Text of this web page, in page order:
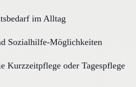
im Alltag
Sozialhilfe-Möglichkeiten
Kurzzeitpflege oder Tagespflege